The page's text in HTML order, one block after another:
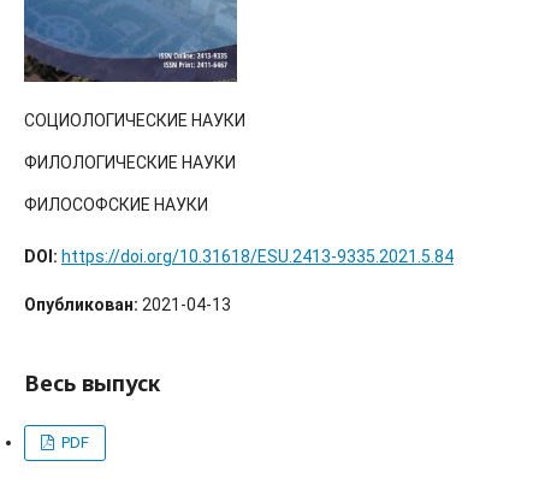
СОЦИОЛОГИЧЕСКИЕ НАУКИ
ФИЛОЛОГИЧЕСКИЕ НАУКИ
ФИЛОСОФСКИЕ НАУКИ
DOI: https://doi.org/10.31618/ESU.2413-9335.2021.5.84
Опубликован: 2021-04-13
Весь выпуск
PDF